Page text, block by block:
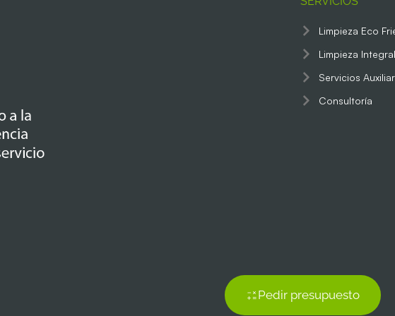
Pedir presupuesto
Limpieza Eco
Limpieza Integral
Servicios
Consultoría